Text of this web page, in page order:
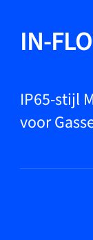
Markets
IN-
IP65-stijl
voor